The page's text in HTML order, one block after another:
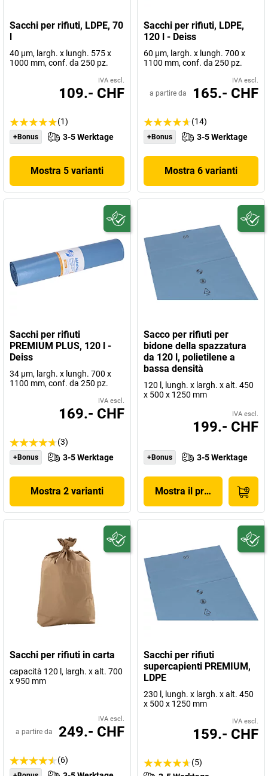
Sacchi per rifiuti, LDPE, 70
l
40 µm, largh. x lungh. 575 x
1000 mm, conf. da 250 pz.
IVA escl.
109.- CHF
(1)
+Bonus 3-5 Werktage
Mostra 5 varianti
Sacchi per rifiuti, LDPE,
120 l - Deiss
60 µm, largh. x lungh. 700 x
1100 mm, conf. da 250 pz.
IVA escl.
a partire da 165.- CHF
(14)
+Bonus 3-5 Werktage
Mostra 6 varianti
Sacchi per rifiuti
PREMIUM PLUS, 120 l -
Deiss
34 µm, largh. x lungh. 700 x
1100 mm, conf. da 250 pz.
IVA escl.
169.- CHF
(3)
+Bonus 3-5 Werktage
Mostra 2 varianti
Sacco per rifiuti per
bidone della spazzatura
da 120 l, polietilene a
bassa densità
120 l, lungh. x largh. x alt. 450
x 500 x 1250 mm
IVA escl.
199.- CHF
+Bonus 3-5 Werktage
Mostra il prodotto
Sacchi per rifiuti in carta
capacità 120 l, largh. x alt. 700
x 950 mm
IVA escl.
a partire da 249.- CHF
(6)
Sacchi per rifiuti
supercapienti PREMIUM,
LDPE
230 l, lungh. x largh. x alt. 450
x 500 x 1250 mm
IVA escl.
159.- CHF
(5)